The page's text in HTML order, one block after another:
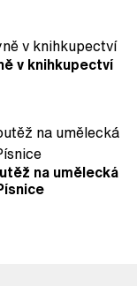
v knihkupectví
na umělecká